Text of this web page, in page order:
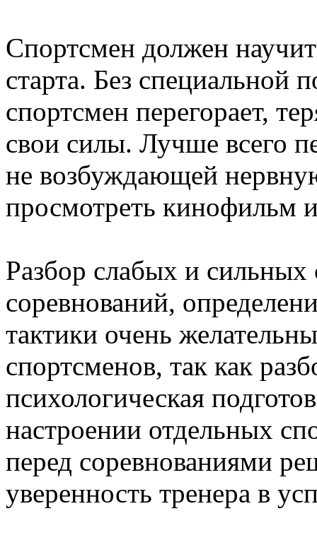
Спортсмен должен
старта. Без специальной
спортсмен перегорает,
свои силы. Лучше всего
не возбуждающей
просмотреть кинофильм
Разбор слабых и сильных
соревнований,
тактики очень
спортсменов, так как
психологическая
настроении отдельных
перед соревнованиями
уверенность тренера в